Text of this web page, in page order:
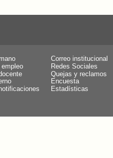
Correo institucional
Redes Sociales
Quejas y reclamos
Encuesta
Estadísticas